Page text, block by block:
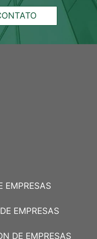
EMPRESAS
EMPRESAS
DE EMPRESAS